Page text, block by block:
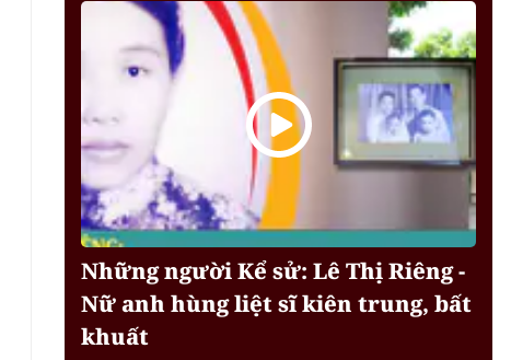
Những người Kể sử: Lê Thị Riêng -
Nữ anh hùng liệt sĩ kiên trung, bất
khuất